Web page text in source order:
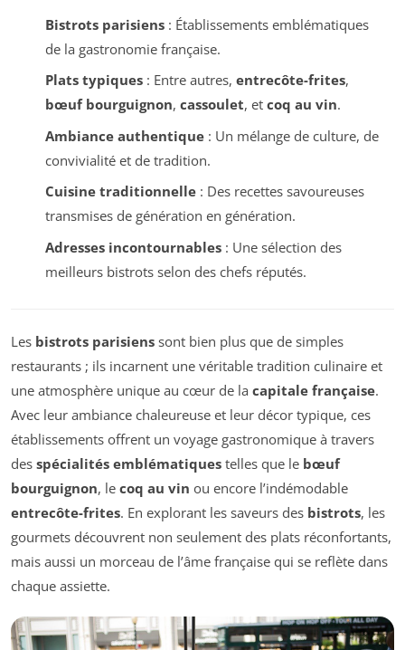
Bistrots parisiens: Établissements emblématiques
de la gastronomie française.
Plats typiques: Entre autres, entrecôte-frites,
bœuf bourguignon, cassoulet, et coq au vin.
Ambiance authentique: Un mélange de culture, de
convivialité et de tradition.
Cuisine traditionnelle: Des recettes savoureuses
transmises de génération en génération.
Adresses incontournables: Une sélection des
meilleurs bistrots selon des chefs réputés.
Les bistrots parisiens sont bien plus que de simples
restaurants ; ils incarnent une véritable tradition culinaire et
une atmosphère unique au cœur de la capitale française.
Avec leur ambiance chaleureuse et leur décor typique, ces
établissements offrent un voyage gastronomique à travers
des spécialités emblématiques telles que le bœuf
bourguignon, le coq au vin ou encore l’indémodable
entrecôte-frites. En explorant les saveurs des bistrots, les
gourmets découvrent non seulement des plats réconfortants,
mais aussi un morceau de l’âme française qui se reflète dans
chaque assiette.